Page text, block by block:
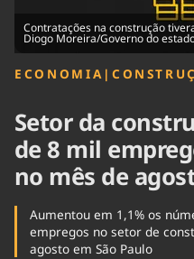
Contratações na construção
Diogo Moreira/Governo do
ECONOMIA |
Setor da
de 8 mil
no mês de
Aumentou em 1,1% os
empregos no setor de
agosto em São Paulo